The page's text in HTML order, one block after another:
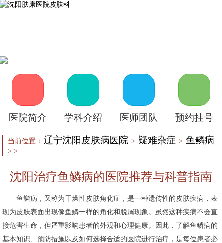
医院简介 学科介绍 医师团队 预约挂号
当前位置： 辽宁沈阳皮肤病医院 > 疑难杂症 > 鱼鳞病
> >
沈阳治疗鱼鳞病的医院推荐与科普指南
鱼鳞病，又称为干燥性皮肤角化症，是一种遗传性的皮肤疾病，表
现为皮肤表面出现像鱼鳞一样的角化和脱屑现象。虽然这种疾病不会直
接危害生命，但严重影响患者的外观和心理健康。因此，了解鱼鳞病的
基本知识、预防措施以及如何选择合适的医院进行治疗，是每位患者必